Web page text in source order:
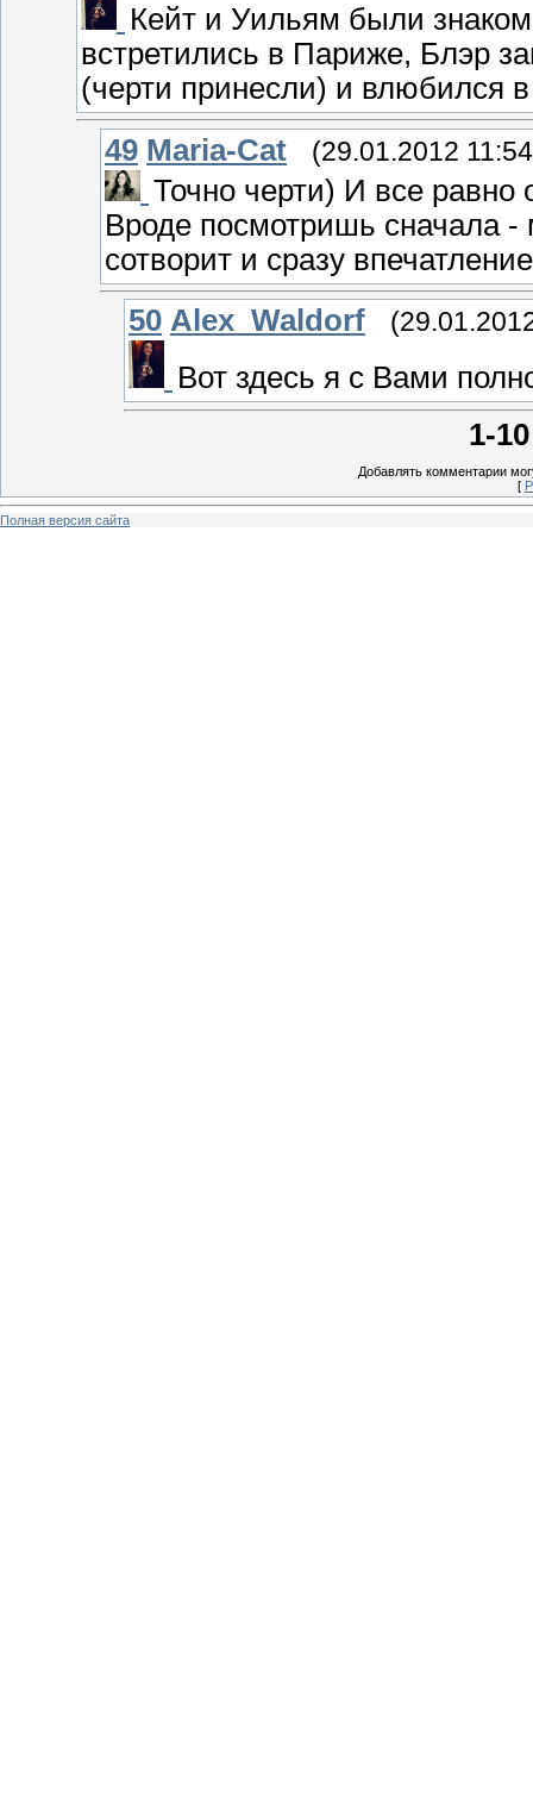
Кейт и Уильям были
встретились в Париже, Блэр
(черти принесли) и влюбился
49 Maria-Cat (29.01.2012
Точно черти) И все равно
Вроде посмотришь сначала
сотворит и сразу
50 Alex_Waldorf
Вот здесь я с Вами
1-10
Добавлять комментарии
[
Полная версия сайта